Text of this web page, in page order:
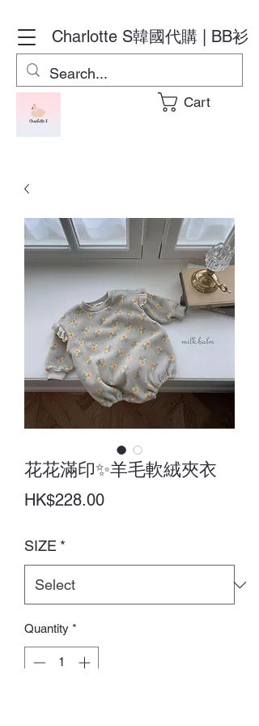
Charlotte S韓國代購 | BB衫
Cart
花花滿印✨羊毛軟絨夾衣
HK$228.00Price
SIZE *
Quantity *